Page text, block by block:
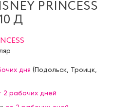
PRINCESS
Д
дня (Подольск Троицк
2 рабочих дней